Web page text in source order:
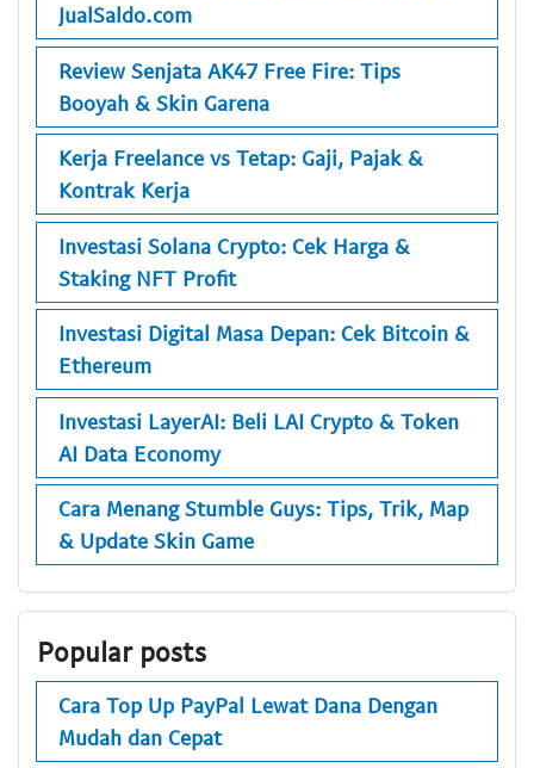
JualSaldo.com
Review Senjata AK47 Free Fire: Tips
Booyah & Skin Garena
Kerja Freelance vs Tetap: Gaji, Pajak &
Kontrak Kerja
Investasi Solana Crypto: Cek Harga &
Staking NFT Profit
Investasi Digital Masa Depan: Cek Bitcoin &
Ethereum
Investasi LayerAI: Beli LAI Crypto & Token
AI Data Economy
Cara Menang Stumble Guys: Tips, Trik, Map
& Update Skin Game
Popular posts
Cara Top Up PayPal Lewat Dana Dengan
Mudah dan Cepat